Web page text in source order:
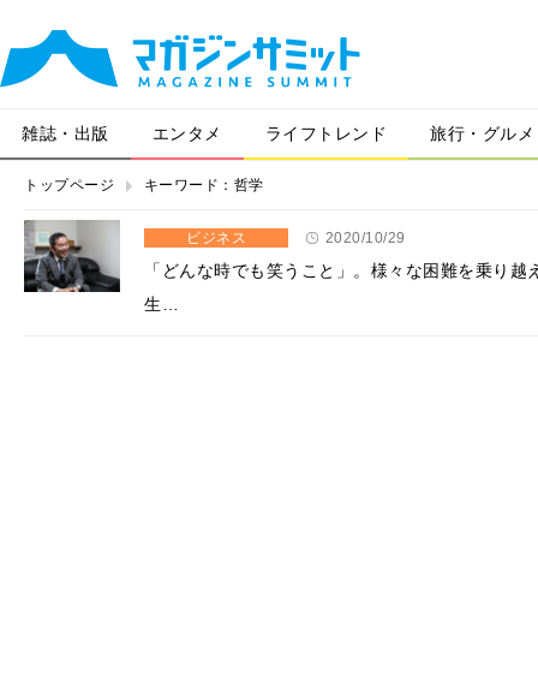
雑誌・出版 エンタメ ライフトレンド 旅行・グルメ
トップページ キーワード：哲学
ビジネス 2020/10/29
「どんな時でも笑うこと」。様々な困難を乗り
生…